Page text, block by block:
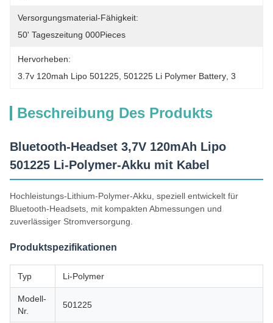
Versorgungsmaterial-Fähigkeit:
50' Tageszeitung 000Pieces
Hervorheben:
3.7v 120mah Lipo 501225 501225 Li Polymer Battery 3
Beschreibung Des Produkts
Bluetooth-Headset 3,7V 120mAh Lipo
501225 Li-Polymer-Akku mit Kabel
Hochleistungs-Lithium-Polymer-Akku, speziell entwickelt für
Bluetooth-Headsets, mit kompakten Abmessungen und
zuverlässiger Stromversorgung.
Produktspezifikationen
Typ Li-Polymer
Modell-
Nr.
501225